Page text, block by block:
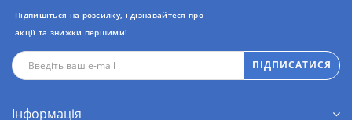
Підпишіться на розсилку, і дізнавайтеся про
акції та знижки першими!
ПІДПИСАТИСЯ
Інформація